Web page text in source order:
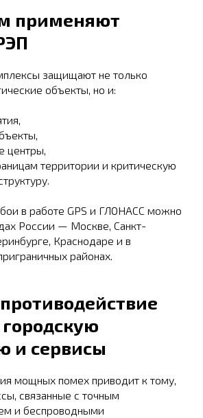
применяют
защищают не только
объекты, но и:
центры,
территории и критическую
в работе GPS и ГЛОНАСС можно
России — Москве, Санкт-
Краснодаре и в
районах.
и сервисы
мощных помех приводит к тому,
связанные с точным
и беспроводными